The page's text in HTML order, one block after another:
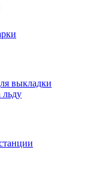
выкладки
льду